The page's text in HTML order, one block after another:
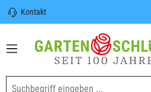
springen
Kontakt
Sicherer Versand | Versandkostenfrei
(DE) ab 100€
Garten-Schlüter Anwachsgarantie